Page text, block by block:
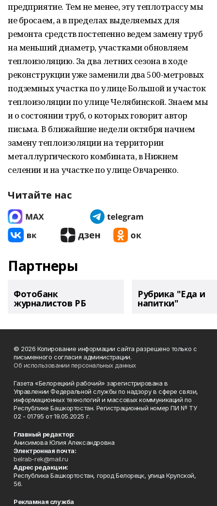
предприятие. Тем не менее, эту теплотрассу мы
не бросаем, а в пределах выделяемых для
ремонта средств постепенно ведем замену труб
на меньший диаметр, участками обновляем
теплоизоляцию. За два летних сезона в ходе
реконструкции уже заменили два 500-метровых
подземных участка по улице Большой и участок
теплоизоляции по улице Челябинской. Знаем мы
и о состоянии труб, о которых говорит автор
письма. В ближайшие недели октября начнем
замену теплоизоляции на территории
металлургического комбината, в Нижнем
селении и на участке по улице Овчаренко.
Читайте нас
Партнеры
Фотобанк
журналистов РБ
Рубрика "Еда и
напитки"
© 2026 Копирование информации сайта разрешено только с
письменного согласия администрации.
Об использовании персональных данных
Газета «Белорецкий рабочий» зарегистрирована в
Управлении Федеральной службы по надзору в сфере связи,
информационных технологий и массовых коммуникаций по
Республике Башкортостан. Регистрационный номер ПИ № ТУ
02 - 01795 от 19.05.2025 г.
Главный редактор:
Анисимова Юлия Александровна
Электронная почта:
belrab-rek@mail.ru
Адрес редакции:
Республика Башкортостан, город Белорецк, улица Крупской,
56.
Рекламная служба